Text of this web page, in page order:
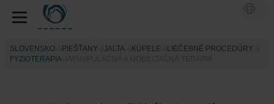
SLOVENSKO PIEŠŤANY JALTA KÚPELE
LIEČEBNÉ PROCEDÚRY
FYZIOTERAPIA